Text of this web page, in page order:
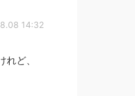
14:32
ど、